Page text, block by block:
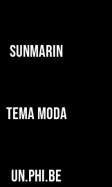
SUNMARIN
TEMA MODA
UN.PHI.BE